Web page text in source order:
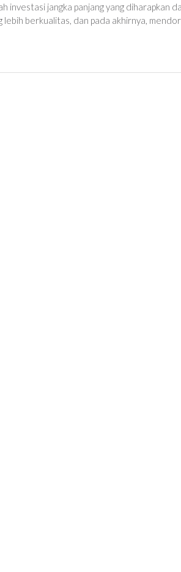
investasi jangka panjang yang diharapkan
lebih berkualitas, dan pada akhirnya,